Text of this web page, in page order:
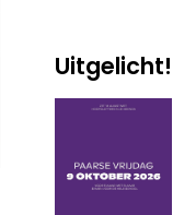
Uitgelicht!